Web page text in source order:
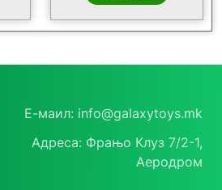
Друштвени игри
Е-маил: info@galaxytoys.mk
Адреса: Фрањо Клуз 7/2-1,
Аеродром